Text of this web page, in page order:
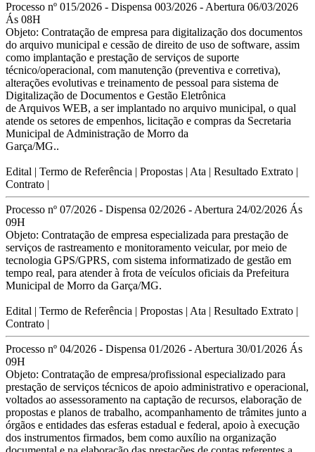
Processo nº 015/2026 - Dispensa 003/2026 - Abertura 06/03/2026
Ás 08H
Objeto: Contratação de empresa para digitalização dos documentos
do arquivo municipal e cessão de direito de uso de software, assim
como implantação e prestação de serviços de suporte
técnico/operacional, com manutenção (preventiva e corretiva),
alterações evolutivas e treinamento de pessoal para sistema de
Digitalização de Documentos e Gestão Eletrônica
de Arquivos WEB, a ser implantado no arquivo municipal, o qual
atende os setores de empenhos, licitação e compras da Secretaria
Municipal de Administração de Morro da
Garça/MG..
Edital | Termo de Referência | Propostas | Ata | Resultado Extrato |
Contrato |
Processo nº 07/2026 - Dispensa 02/2026 - Abertura 24/02/2026 Ás
09H
Objeto: Contratação de empresa especializada para prestação de
serviços de rastreamento e monitoramento veicular, por meio de
tecnologia GPS/GPRS, com sistema informatizado de gestão em
tempo real, para atender à frota de veículos oficiais da Prefeitura
Municipal de Morro da Garça/MG.
Edital | Termo de Referência | Propostas | Ata | Resultado Extrato |
Contrato |
Processo nº 04/2026 - Dispensa 01/2026 - Abertura 30/01/2026 Ás
09H
Objeto: Contratação de empresa/profissional especializado para
prestação de serviços técnicos de apoio administrativo e operacional,
voltados ao assessoramento na captação de recursos, elaboração de
propostas e planos de trabalho, acompanhamento de trâmites junto a
órgãos e entidades das esferas estadual e federal, apoio à execução
dos instrumentos firmados, bem como auxílio na organização